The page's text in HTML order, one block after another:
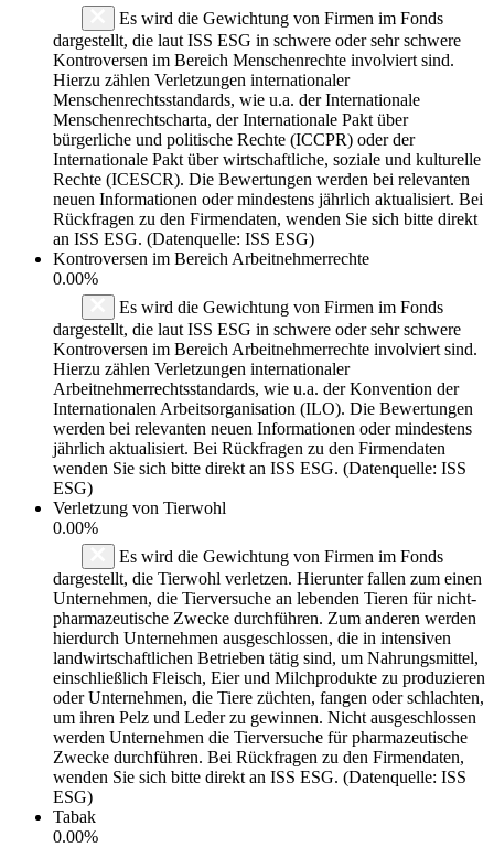
Es wird die Gewichtung von Firmen im Fonds
dargestellt, die laut ISS ESG in schwere oder sehr schwere
Kontroversen im Bereich Menschenrechte involviert sind.
Hierzu zählen Verletzungen internationaler
Menschenrechtsstandards, wie u.a. der Internationale
Menschenrechtscharta, der Internationale Pakt über
bürgerliche und politische Rechte (ICCPR) oder der
Internationale Pakt über wirtschaftliche, soziale und kulturelle
Rechte (ICESCR). Die Bewertungen werden bei relevanten
neuen Informationen oder mindestens jährlich aktualisiert. Bei
Rückfragen zu den Firmendaten, wenden Sie sich bitte direkt
an ISS ESG. (Datenquelle: ISS ESG)
Kontroversen im Bereich Arbeitnehmerrechte
0.00%
Es wird die Gewichtung von Firmen im Fonds
dargestellt, die laut ISS ESG in schwere oder sehr schwere
Kontroversen im Bereich Arbeitnehmerrechte involviert sind.
Hierzu zählen Verletzungen internationaler
Arbeitnehmerrechtsstandards, wie u.a. der Konvention der
Internationalen Arbeitsorganisation (ILO). Die Bewertungen
werden bei relevanten neuen Informationen oder mindestens
jährlich aktualisiert. Bei Rückfragen zu den Firmendaten
wenden Sie sich bitte direkt an ISS ESG. (Datenquelle: ISS
ESG)
Verletzung von Tierwohl
0.00%
Es wird die Gewichtung von Firmen im Fonds
dargestellt, die Tierwohl verletzen. Hierunter fallen zum einen
Unternehmen, die Tierversuche an lebenden Tieren für nicht-
pharmazeutische Zwecke durchführen. Zum anderen werden
hierdurch Unternehmen ausgeschlossen, die in intensiven
landwirtschaftlichen Betrieben tätig sind, um Nahrungsmittel,
einschließlich Fleisch, Eier und Milchprodukte zu produzieren
oder Unternehmen, die Tiere züchten, fangen oder schlachten,
um ihren Pelz und Leder zu gewinnen. Nicht ausgeschlossen
werden Unternehmen die Tierversuche für pharmazeutische
Zwecke durchführen. Bei Rückfragen zu den Firmendaten,
wenden Sie sich bitte direkt an ISS ESG. (Datenquelle: ISS
ESG)
Tabak
0.00%